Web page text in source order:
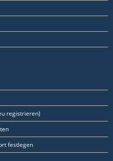
registrieren)
festlegen